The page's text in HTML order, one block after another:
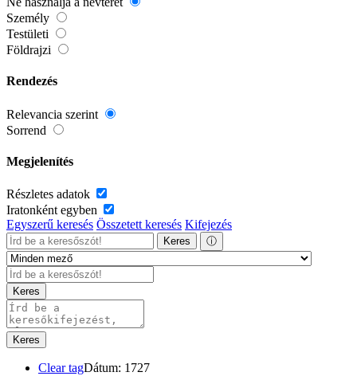
Személy
Testületi
Földrajzi
Rendezés
Relevancia szerint
Sorrend
Megjelenítés
Részletes adatok
Iratonként egyben
Egyszerű keresés Összetett keresés Kifejezés
Keres ⓘ
Keres
Keres
Clear tagDátum: 1727